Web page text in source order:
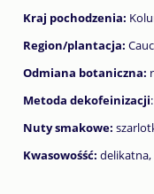
Kraj pochodzenia:
Region/plantacja:
Odmiana botaniczna:
Metoda dekofeinizacji
Nuty smakowe:
Kwasowośść: